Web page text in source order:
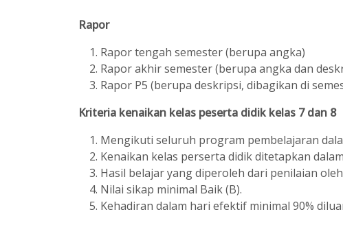
Rapor
Rapor tengah semester (berupa angka)
Rapor akhir semester (berupa angka dan
Rapor P5 (berupa deskripsi, dibagikan di
Kriteria kenaikan kelas peserta didik kelas 7 dan 8
Mengikuti seluruh program pembelajaran
Kenaikan kelas perserta didik ditetapkan
Hasil belajar yang diperoleh dari penilaian
Nilai sikap minimal Baik (B).
Kehadiran dalam hari efektif minimal 90%